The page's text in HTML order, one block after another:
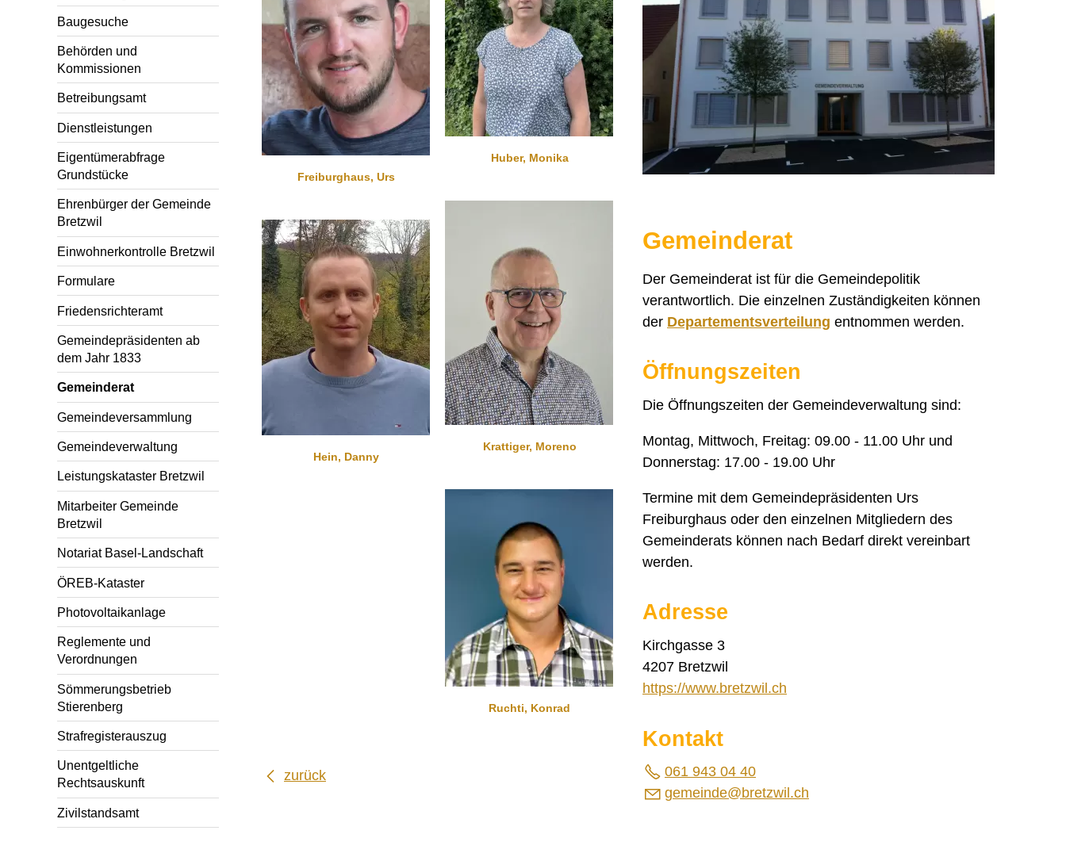
Baugesuche
Behörden und
Kommissionen
Betreibungsamt
Dienstleistungen
Eigentümerabfrage
Grundstücke
Ehrenbürger der Gemeinde
Bretzwil
Einwohnerkontrolle Bretzwil
Formulare
Friedensrichteramt
Gemeindepräsidenten ab
dem Jahr 1833
Gemeinderat
Gemeindeversammlung
Gemeindeverwaltung
Leistungskataster Bretzwil
Mitarbeiter Gemeinde
Bretzwil
Notariat Basel-Landschaft
ÖREB-Kataster
Photovoltaikanlage
Reglemente und
Verordnungen
Sömmerungsbetrieb
Stierenberg
Strafregisterauszug
Unentgeltliche
Rechtsauskunft
Zivilstandsamt
Freiburghaus, Urs
Hein, Danny
Huber, Monika
Krattiger, Moreno
Ruchti, Konrad
zurück
Gemeinderat
Der Gemeinderat ist für die Gemeindepolitik
verantwortlich. Die einzelnen Zuständigkeiten können
der Departementsverteilung entnommen werden.
Öffnungszeiten
Die Öffnungszeiten der Gemeindeverwaltung sind:
Montag, Mittwoch, Freitag: 09.00 - 11.00 Uhr und
Donnerstag: 17.00 - 19.00 Uhr
Termine mit dem Gemeindepräsidenten Urs
Freiburghaus oder den einzelnen Mitgliedern des
Gemeinderats können nach Bedarf direkt vereinbart
werden.
Adresse
Kirchgasse 3
4207 Bretzwil
https://www.bretzwil.ch
Kontakt
061 943 04 40
g m nd br tzw ch